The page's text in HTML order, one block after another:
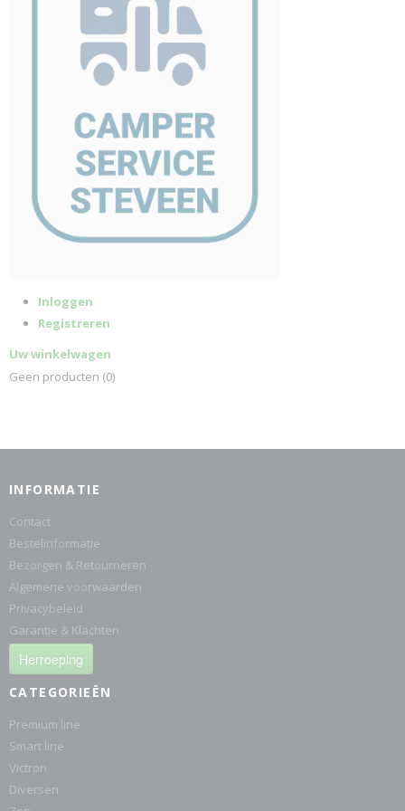
Inloggen
Registreren
Uw winkelwagen
Geen producten (0)
INFORMATIE
Contact
Bestelinformatie
Bezorgen & Retourneren
Algemene voorwaarden
Privacybeleid
Garantie & Klachten
Herroeping
CATEGORIEËN
Premium line
Smart line
Victron
Diversen